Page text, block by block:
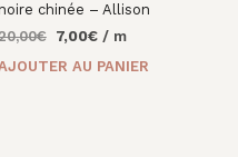
chinée – Allison
€
Le
7,00€Le/ m
AU PANIER